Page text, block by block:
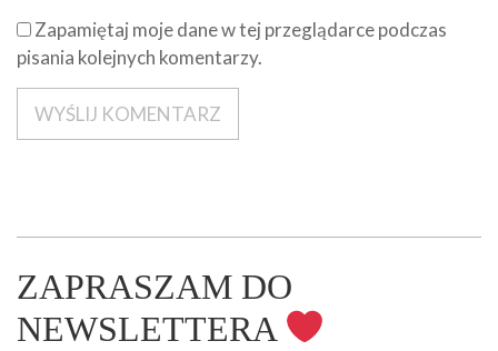
Zapamiętaj moje dane w tej przeglądarce podczas
pisania kolejnych komentarzy.
ZAPRASZAM DO
NEWSLETTERA